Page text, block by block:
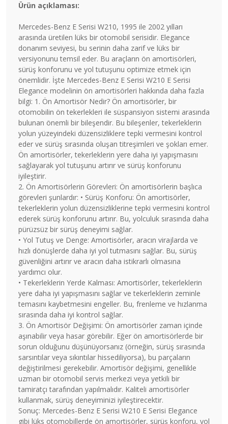
Ürün açıklaması:
Mercedes-Benz E Serisi W210, 1995 ile 2002 yılları
arasında üretilen lüks bir otomobil serisidir. Elegance
donanım seviyesi, bu serinin daha zarif ve lüks bir
versiyonunu temsil eder. Bu araçların ön amortisörleri,
sürüş konforunu ve yol tutuşunu optimize etmek için
önemlidir. İşte Mercedes-Benz E Serisi W210 E Serisi
Elegance modelinin ön amortisörleri hakkında daha fazla
bilgi: 1. Ön Amortisör Nedir? Ön amortisörler, bir
otomobilin ön tekerlekleri ile süspansiyon sistemi arasında
bulunan önemli bir bileşendir. Bu bileşenler, tekerleklerin
yolun yüzeyindeki düzensizliklere tepki vermesini kontrol
eder ve sürüş sırasında oluşan titreşimleri ve şokları emer.
Ön amortisörler, tekerleklerin yere daha iyi yapışmasını
sağlayarak yol tutuşunu artırır ve sürüş konforunu
iyileştirir.
2. Ön Amortisörlerin Görevleri: Ön amortisörlerin başlıca
görevleri şunlardır: • Sürüş Konforu: Ön amortisörler,
tekerleklerin yolun düzensizliklerine tepki vermesini kontrol
ederek sürüş konforunu artırır. Bu, yolculuk sırasında daha
pürüzsüz bir sürüş deneyimi sağlar.
• Yol Tutuş ve Denge: Amortisörler, aracın virajlarda ve
hızlı dönüşlerde daha iyi yol tutmasını sağlar. Bu, sürüş
güvenliğini artırır ve aracın daha istikrarlı olmasına
yardımcı olur.
• Tekerleklerin Yerde Kalması: Amortisörler, tekerleklerin
yere daha iyi yapışmasını sağlar ve tekerleklerin zeminle
temasını kaybetmesini engeller. Bu, frenleme ve hızlanma
sırasında daha iyi kontrol sağlar.
3. Ön Amortisör Değişimi: Ön amortisörler zaman içinde
aşınabilir veya hasar görebilir. Eğer ön amortisörlerde bir
sorun olduğunu düşünüyorsanız (örneğin, sürüş sırasında
sarsıntılar veya sıkıntılar hissediliyorsa), bu parçaların
değiştirilmesi gerekebilir. Amortisör değişimi, genellikle
uzman bir otomobil servis merkezi veya yetkili bir
tamiratçı tarafından yapılmalıdır. Kaliteli amortisörler
kullanmak, sürüş deneyiminizi iyileştirecektir.
Sonuç: Mercedes-Benz E Serisi W210 E Serisi Elegance
gibi lüks otomobillerde ön amortisörler, sürüş konforu, yol